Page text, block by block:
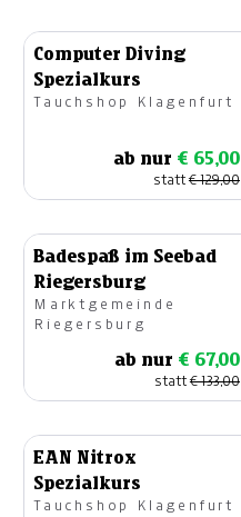
Computer Diving
Spezialkurs
Tauchshop Klagenfurt
ab nur € 65,00
statt€ 129,00
Badespaß im Seebad
Riegersburg
Marktgemeinde
Riegersburg
ab nur € 67,00
statt€ 133,00
EAN Nitrox
Spezialkurs
Tauchshop Klagenfurt